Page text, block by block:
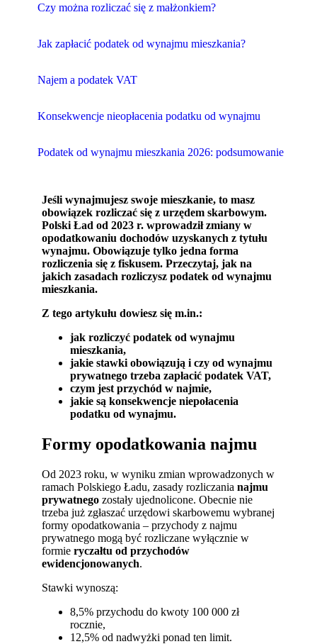
Czy można rozliczać się z małżonkiem?
Jak zapłacić podatek od wynajmu mieszkania?
Najem a podatek VAT
Konsekwencje nieopłacenia podatku od wynajmu
Podatek od wynajmu mieszkania 2026: podsumowanie
Jeśli wynajmujesz swoje mieszkanie, to masz
obowiązek rozliczać się z urzędem skarbowym.
Polski Ład od 2023 r. wprowadził zmiany w
opodatkowaniu dochodów uzyskanych z tytułu
wynajmu. Obowiązuje tylko jedna forma
rozliczenia się z fiskusem. Przeczytaj, jak na
jakich zasadach rozliczysz podatek od wynajmu
mieszkania.
Z tego artykułu dowiesz się m.in.:
jak rozliczyć podatek od wynajmu
mieszkania,
jakie stawki obowiązują i czy od wynajmu
prywatnego trzeba zapłacić podatek VAT,
czym jest przychód w najmie,
jakie są konsekwencje niepołacenia
podatku od wynajmu.
Formy opodatkowania najmu
Od 2023 roku, w wyniku zmian wprowadzonych w
ramach Polskiego Ładu, zasady rozliczanianajmu
prywatnego zostały ujednolicone. Obecnie nie
trzeba już zgłaszać urzędowi skarbowemu wybranej
formy opodatkowania – przychody z najmu
prywatnego mogą być rozliczane wyłącznie w
formieryczałtu od przychodów
ewidencjonowanych.
Stawki wynoszą:
8,5% przychodu do kwoty 100 000 zł
rocznie,
12,5% od nadwyżki ponad ten limit.